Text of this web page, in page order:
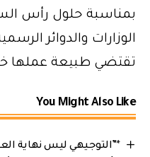
بمناسبة حلول رأس
الوزارات والدوائر
تقتضي طبيعة عملها
You Might Also Like
*”التوجيهي ليس نهاية